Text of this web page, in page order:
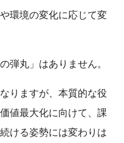
環境の変化に応じて変
弾丸」はありません。
りますが、本質的な役
値最大化に向けて、課
ける姿勢には変わりは